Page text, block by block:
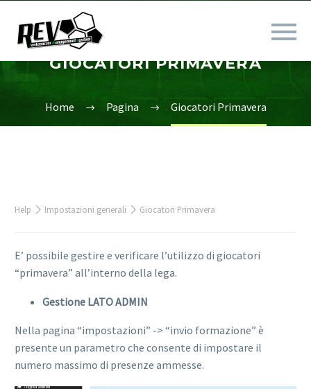
GIOCATORI PRIMAVERA
Home Pagina Giocatori Primavera
Help Impostazioni generali Giocatori Primavera
E’ possibile gestire e verificare l’utilizzo di giocatori
“primavera” all’interno della lega.
Gestione LATO ADMIN
Nella pagina “impostazioni” -> “invio formazione” è
presente un parametro che consente di impostare il
numero massimo di presenze ammesse.